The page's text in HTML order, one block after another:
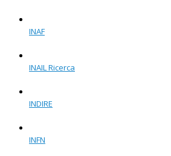
INAF
INAIL Ricerca
INDIRE
INFN